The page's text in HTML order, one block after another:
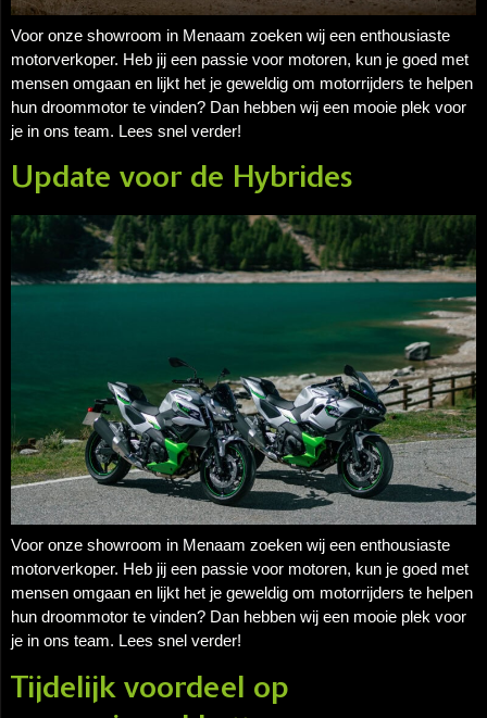
Voor onze showroom in Menaam zoeken wij een enthousiaste
motorverkoper. Heb jij een passie voor motoren, kun je goed met
mensen omgaan en lijkt het je geweldig om motorrijders te helpen
hun droommotor te vinden? Dan hebben wij een mooie plek voor
je in ons team. Lees snel verder!
Update voor de Hybrides
Voor onze showroom in Menaam zoeken wij een enthousiaste
motorverkoper. Heb jij een passie voor motoren, kun je goed met
mensen omgaan en lijkt het je geweldig om motorrijders te helpen
hun droommotor te vinden? Dan hebben wij een mooie plek voor
je in ons team. Lees snel verder!
Tijdelijk voordeel op